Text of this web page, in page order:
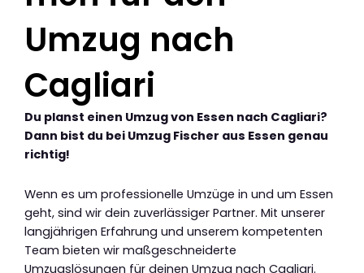
Umzug nach
Cagliari
Du planst einen Umzug von Essen nach Cagliari?
Dann bist du bei Umzug Fischer aus Essen genau
richtig!
Wenn es um professionelle Umzüge in und um Essen
geht, sind wir dein zuverlässiger Partner. Mit unserer
langjährigen Erfahrung und unserem kompetenten
Team bieten wir maßgeschneiderte
Umzugslösungen für deinen Umzug nach Cagliari.